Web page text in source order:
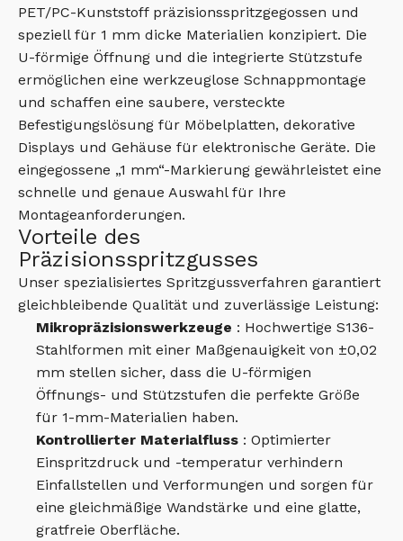
PET/PC-Kunststoff präzisionsspritzgegossen und
speziell für 1 mm dicke Materialien konzipiert. Die
U-förmige Öffnung und die integrierte Stützstufe
ermöglichen eine werkzeuglose Schnappmontage
und schaffen eine saubere, versteckte
Befestigungslösung für Möbelplatten, dekorative
Displays und Gehäuse für elektronische Geräte. Die
eingegossene „1 mm“-Markierung gewährleistet eine
schnelle und genaue Auswahl für Ihre
Montageanforderungen.
Vorteile des
Präzisionsspritzgusses
Unser spezialisiertes Spritzgussverfahren garantiert
gleichbleibende Qualität und zuverlässige Leistung:
Mikropräzisionswerkzeuge : Hochwertige S136-
Stahlformen mit einer Maßgenauigkeit von ±0,02
mm stellen sicher, dass die U-förmigen
Öffnungs- und Stützstufen die perfekte Größe
für 1-mm-Materialien haben.
Kontrollierter Materialfluss : Optimierter
Einspritzdruck und -temperatur verhindern
Einfallstellen und Verformungen und sorgen für
eine gleichmäßige Wandstärke und eine glatte,
gratfreie Oberfläche.